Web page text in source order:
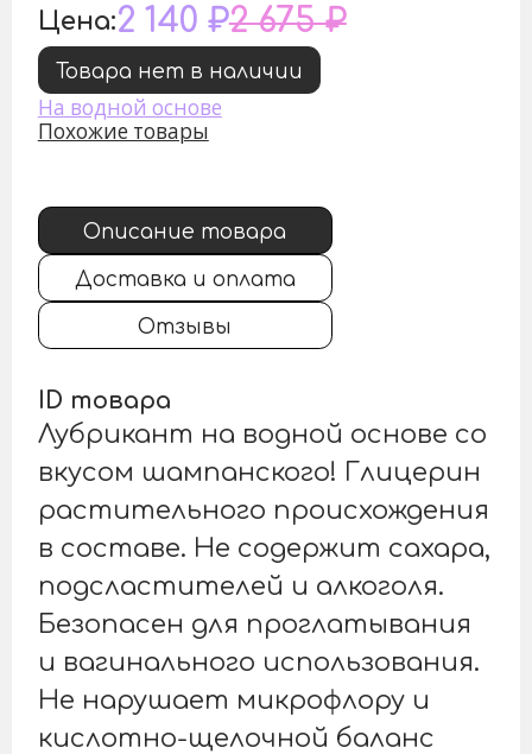
Цена:2 140 ₽2 675 ₽
Товара нет в наличии
На водной основе
Похожие товары
Описание товара
Доставка и оплата
Отзывы
ID товара
Лубрикант на водной основе со
вкусом шампанского! Глицерин
растительного происхождения
в составе. Не содержит сахара,
подсластителей и алкоголя.
Безопасен для проглатывания
и вагинального использования.
Не нарушает микрофлору и
кислотно-щелочной баланс